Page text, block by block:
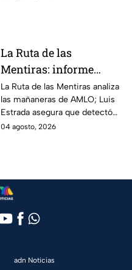
La Ruta de las
Mentiras: informe
acusa más de 100 mil
falsedades en las
mañaneras de AMLO
La Ruta de las Mentiras analiza
las mañaneras de AMLO; Luis
Estrada asegura que detectó
más de 100 mil afirmaciones
04 agosto, 2026
adn Noticias